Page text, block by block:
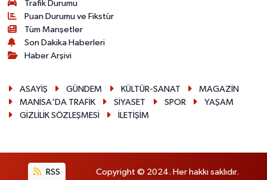
Trafik Durumu
Puan Durumu ve Fikstür
Tüm Manşetler
Son Dakika Haberleri
Haber Arşivi
ASAYİŞ GÜNDEM KÜLTÜR-SANAT
MAGAZİN
MANİSA'DA TRAFİK
SİYASET SPOR
YAŞAM
GİZLİLİK SÖZLEŞMESİ
İLETİŞİM
RSS Copyright © 2024. Her hakkı saklıdır.